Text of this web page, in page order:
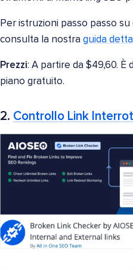
Per istruzioni passo passo
consulta la nostra guida
Prezzi: A partire da $49,60. È
piano gratuito.
2. Controllo Link